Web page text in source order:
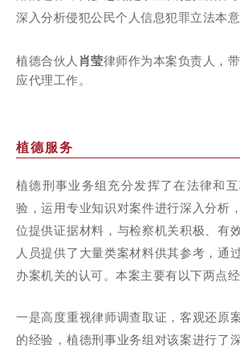
深入分析侵犯公民个人信息犯罪立法本意
植德合伙人 肖莹律师作为本案负责人，
应代理工作。
植德服务
植德刑事业务组充分发挥了在法律和
验，运用专业知识对案件进行深入分析
位提供证据材料，与检察机关积极、有
人员提供了大量类案材料供其参考，通
办案机关的认可。本案主要有以下两点经
一是高度重视律师调查取证，客观还原
的经验，植德刑事业务组对该案进行了